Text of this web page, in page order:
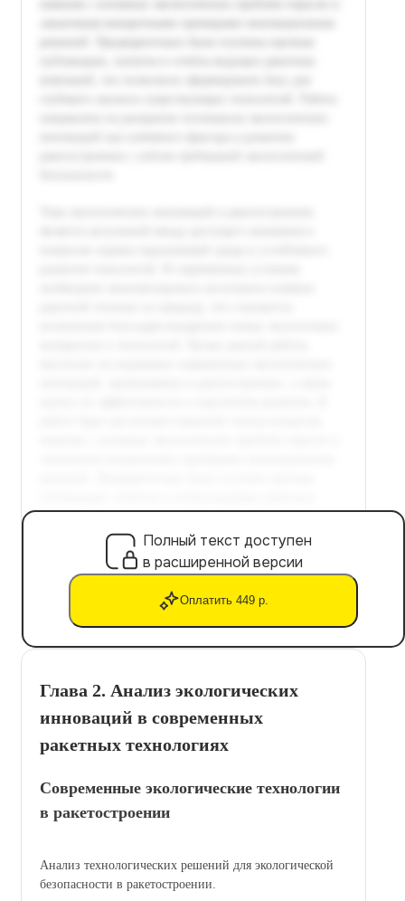
Полный текст доступен
в расширенной версии
Оплатить 449 р.
Глава 2. Анализ экологических
инноваций в современных
ракетных технологиях
Современные экологические технологии
в ракетостроении
Анализ технологических решений для экологической
безопасности в ракетостроении.